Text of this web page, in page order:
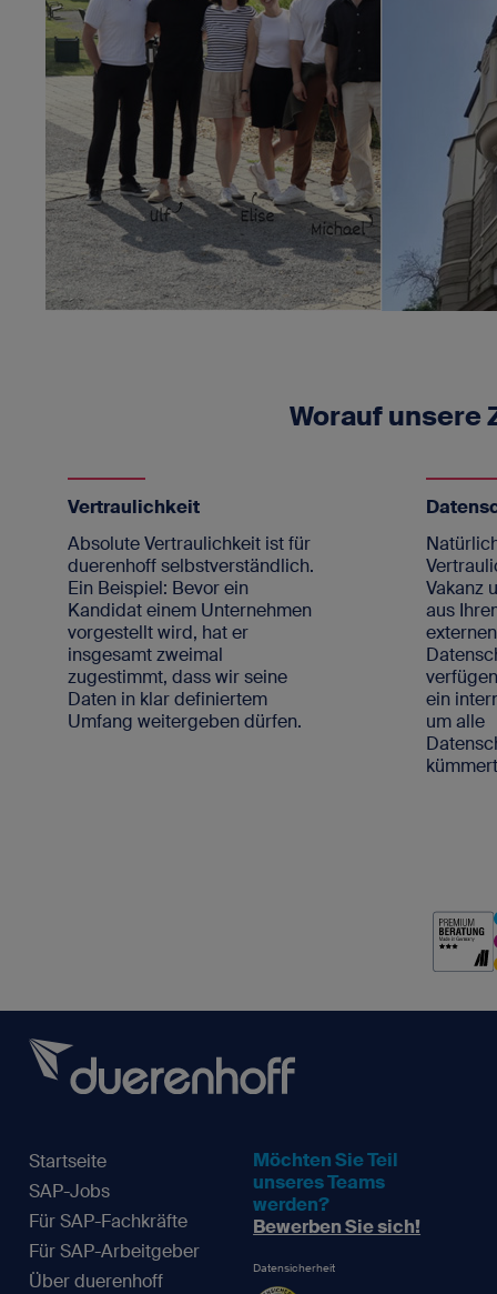
Worauf unsere
Vertraulichkeit
Absolute Vertraulichkeit ist für
duerenhoff selbstverständlich.
Ein Beispiel: Bevor ein
Kandidat einem Unternehmen
vorgestellt wird, hat er
insgesamt zweimal
zugestimmt, dass wir seine
Daten in klar definiertem
Umfang weitergeben dürfen.
Vakanz
aus
externen
ein
um alle
Startseite
SAP-Jobs
Für SAP-Fachkräfte
Für SAP-Arbeitgeber
Über duerenhoff
Möchten Sie Teil
unseres Teams
werden?
Bewerben Sie sich!
Datensicherheit